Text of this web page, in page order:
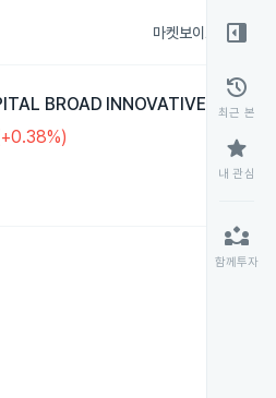
마켓보이스
BROAD INNOVATIVE
right_panel_open
history
최근 본
star
내 관심
partner_exchange
함께투자